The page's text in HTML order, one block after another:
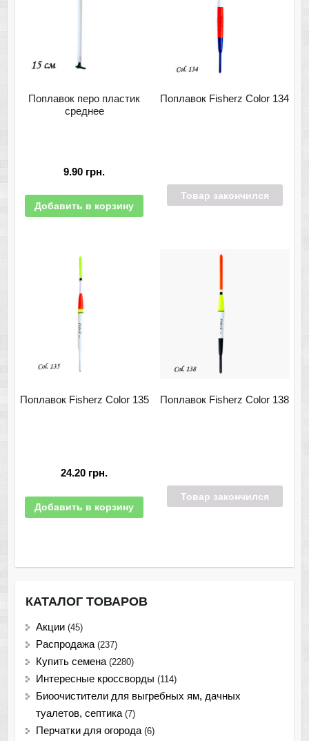
Поплавок перо пластик
среднее
9.90 грн.
Добавить в корзину
Поплавок Fisherz Color 134
Товар закончился
Поплавок Fisherz Color 135
24.20 грн.
Добавить в корзину
Поплавок Fisherz Color 138
Товар закончился
КАТАЛОГ ТОВАРОВ
Акции (45)
Распродажа (237)
Купить семена (2280)
Интересные кроссворды (114)
Биоочистители для выгребных ям, дачных
туалетов, септика (7)
Перчатки для огорода (6)